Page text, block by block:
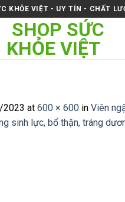
KHỎE VIỆT - UY TÍN - CHẤT
at 600 × 600 in Viên
sinh lực, bổ thận, tráng